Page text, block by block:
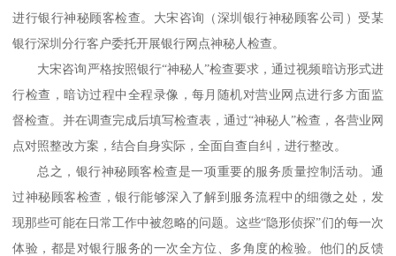
进行银行神秘顾客检查。大宋咨询 （深圳银行神秘顾客公司）受某
银行深圳分行客户委托开展银行网点神秘人检查。
大宋咨询 严格按照银行“神秘人”检查要求，通过视频暗访形式进
行检查，暗访过程中全程录像，每月随机对营业网点进行多方面监
督检查。并在调查完成后填写检查表，通过“神秘人”检查，各营业网
点对照整改方案，结合自身实际，全面自查自纠，进行整改。
总之，银行神秘顾客检查是一项重要的服务质量控制活动。通
过神秘顾客检查，银行能够深入了解到服务流程中的细微之处，发
现那些可能在日常工作中被忽略的问题。这些“隐形侦探”们的每一次
体验，都是对银行服务的一次全方位、多角度的检验。他们的反馈